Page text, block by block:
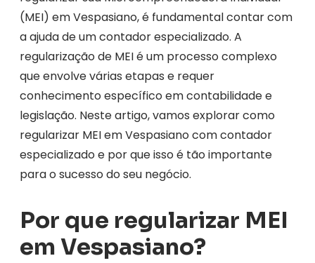
(MEI) em Vespasiano, é fundamental contar com
a ajuda de um contador especializado. A
regularização de MEI é um processo complexo
que envolve várias etapas e requer
conhecimento específico em contabilidade e
legislação. Neste artigo, vamos explorar como
regularizar MEI em Vespasiano com contador
especializado e por que isso é tão importante
para o sucesso do seu negócio.
Por que regularizar MEI
em Vespasiano?